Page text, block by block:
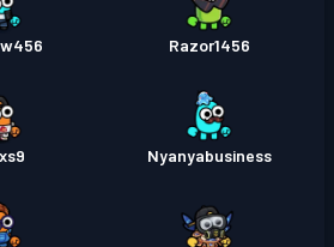
Razor1456
Nyanyabusiness